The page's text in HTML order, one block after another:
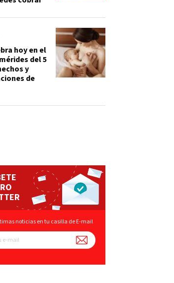
hoy en el
del 5
y
de
noticias en tu casilla de E-mail